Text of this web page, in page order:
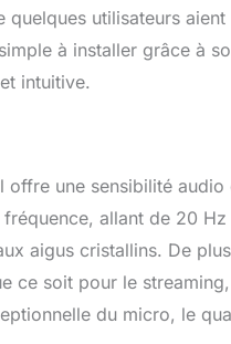
grâce au trésor
utilisateurs
à installer grâce à
intuitive.
une sensibilité
allant de 20
aigus cristallins. De
ce soit pour le
du micro, le